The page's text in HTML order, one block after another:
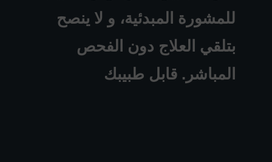
للمشورة المبدئية، و لا ينصح
بتلقي العلاج دون الفحص
المباشر. قابل طبيبك